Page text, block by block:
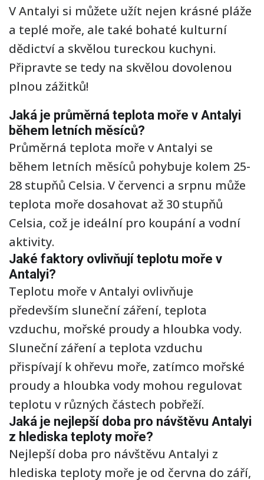
V Antalyi si můžete užít nejen krásné pláže
a teplé moře, ale také bohaté kulturní
dědictví a skvělou tureckou kuchyni.
Připravte se tedy na skvělou dovolenou
plnou zážitků!
Jaká je průměrná teplota moře v Antalyi
během letních měsíců?
Průměrná teplota moře v Antalyi se
během letních měsíců pohybuje kolem 25-
28 stupňů Celsia. V červenci a srpnu může
teplota moře dosahovat až 30 stupňů
Celsia, což je ideální pro koupání a vodní
aktivity.
Jaké faktory ovlivňují teplotu moře v
Antalyi?
Teplotu moře v Antalyi ovlivňuje
především sluneční záření, teplota
vzduchu, mořské proudy a hloubka vody.
Sluneční záření a teplota vzduchu
přispívají k ohřevu moře, zatímco mořské
proudy a hloubka vody mohou regulovat
teplotu v různých částech pobřeží.
Jaká je nejlepší doba pro návštěvu Antalyi
z hlediska teploty moře?
Nejlepší doba pro návštěvu Antalyi z
hlediska teploty moře je od června do září,